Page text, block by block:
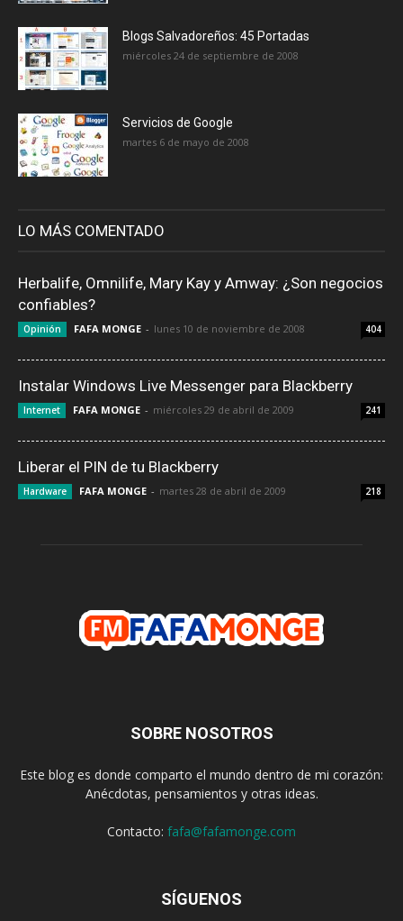
Blogs Salvadoreños: 45 Portadas
miércoles 24 de septiembre de 2008
Servicios de Google
martes 6 de mayo de 2008
LO MÁS COMENTADO
Herbalife, Omnilife, Mary Kay y Amway: ¿Son negocios
confiables?
Opinión FAFA MONGE - lunes 10 de noviembre de 2008 404
Instalar Windows Live Messenger para Blackberry
Internet FAFA MONGE - miércoles 29 de abril de 2009 241
Liberar el PIN de tu Blackberry
Hardware FAFA MONGE - martes 28 de abril de 2009 218
SOBRE NOSOTROS
Este blog es donde comparto el mundo dentro de mi corazón:
Anécdotas, pensamientos y otras ideas.
Contacto: fafa@fafamonge.com
SÍGUENOS